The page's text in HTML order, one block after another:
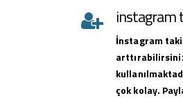
instagram
İnstagram
çok kolay.